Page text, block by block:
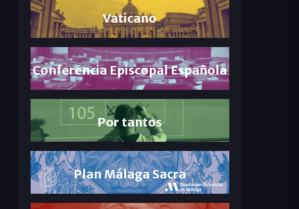
Vaticano
Conferencia Episcopal Española
Por tantos
Plan Málaga Sacra